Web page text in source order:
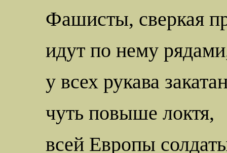
Фашисты, сверкая
идут по нему
у всех рукава
чуть повыше локтя,
всей Европы